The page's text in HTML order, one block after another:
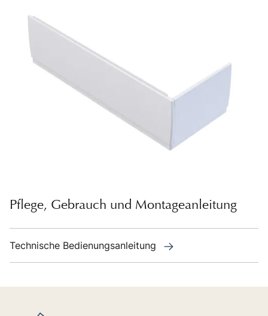
Pflege, Gebrauch und Montageanleitung
Technische Bedienungsanleitung